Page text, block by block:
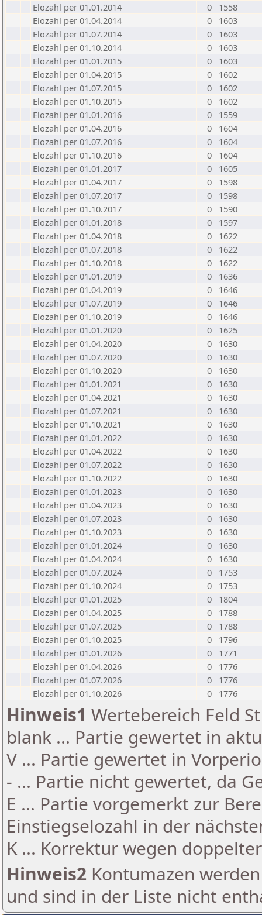
Elozahl per 01.01.2014
0
1558
Elozahl per 01.04.2014
0
1603
Elozahl per 01.07.2014
0
1603
Elozahl per 01.10.2014
0
1603
Elozahl per 01.01.2015
0
1603
Elozahl per 01.04.2015
0
1602
Elozahl per 01.07.2015
0
1602
Elozahl per 01.10.2015
0
1602
Elozahl per 01.01.2016
0
1559
Elozahl per 01.04.2016
0
1604
Elozahl per 01.07.2016
0
1604
Elozahl per 01.10.2016
0
1604
Elozahl per 01.01.2017
0
1605
Elozahl per 01.04.2017
0
1598
Elozahl per 01.07.2017
0
1598
Elozahl per 01.10.2017
0
1590
Elozahl per 01.01.2018
0
1597
Elozahl per 01.04.2018
0
1622
Elozahl per 01.07.2018
0
1622
Elozahl per 01.10.2018
0
1622
Elozahl per 01.01.2019
0
1636
Elozahl per 01.04.2019
0
1646
Elozahl per 01.07.2019
0
1646
Elozahl per 01.10.2019
0
1646
Elozahl per 01.01.2020
0
1625
Elozahl per 01.04.2020
0
1630
Elozahl per 01.07.2020
0
1630
Elozahl per 01.10.2020
0
1630
Elozahl per 01.01.2021
0
1630
Elozahl per 01.04.2021
0
1630
Elozahl per 01.07.2021
0
1630
Elozahl per 01.10.2021
0
1630
Elozahl per 01.01.2022
0
1630
Elozahl per 01.04.2022
0
1630
Elozahl per 01.07.2022
0
1630
Elozahl per 01.10.2022
0
1630
Elozahl per 01.01.2023
0
1630
Elozahl per 01.04.2023
0
1630
Elozahl per 01.07.2023
0
1630
Elozahl per 01.10.2023
0
1630
Elozahl per 01.01.2024
0
1630
Elozahl per 01.04.2024
0
1630
Elozahl per 01.07.2024
0
1753
Elozahl per 01.10.2024
0
1753
Elozahl per 01.01.2025
0
1804
Elozahl per 01.04.2025
0
1788
Elozahl per 01.07.2025
0
1788
Elozahl per 01.10.2025
0
1796
Elozahl per 01.01.2026
0
1771
Elozahl per 01.04.2026
0
1776
Elozahl per 01.07.2026
0
1776
Elozahl per 01.10.2026
0 1776
Hinweis1 Wertebereich Feld
blank ... Partie gewertet in
V ... Partie gewertet in
- ... Partie nicht gewertet, da
E ... Partie vorgemerkt zur
Einstiegselozahl in der
K ... Korrektur wegen
Hinweis2 Kontumazen
und sind in der Liste nicht